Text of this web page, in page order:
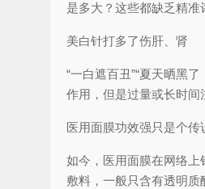
是多大？这些都缺乏精准
美白针打多了伤肝、肾
“一白遮百丑”“夏天晒黑
作用，但是过量或长时间
医用面膜功效强只是个传
如今，医用面膜在网络
敷料，一般只含有透明质